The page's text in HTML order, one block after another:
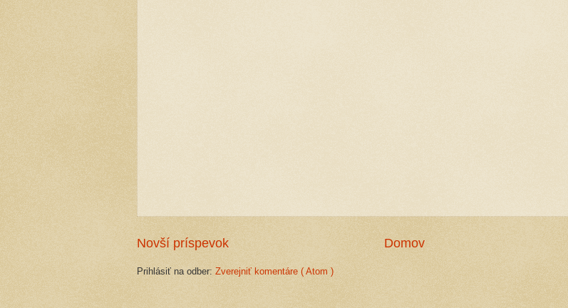
Novší príspevok Domov
Prihlásiť na odber: Zverejniť komentáre ( Atom )